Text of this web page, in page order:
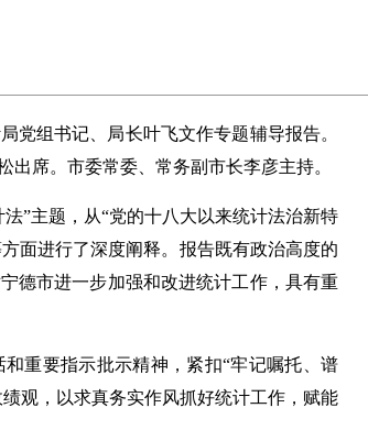
党组书记、局长叶飞文作专题辅导报告。
席。市委常委、常务副市长李彦主持。
”主题，从“党的十八大以来统计法治新特
面进行了深度阐释。报告既有政治高度的
德市进一步加强和改进统计工作，具有重
重要指示批示精神，紧扣“牢记嘱托、谱
观，以求真务实作风抓好统计工作，赋能